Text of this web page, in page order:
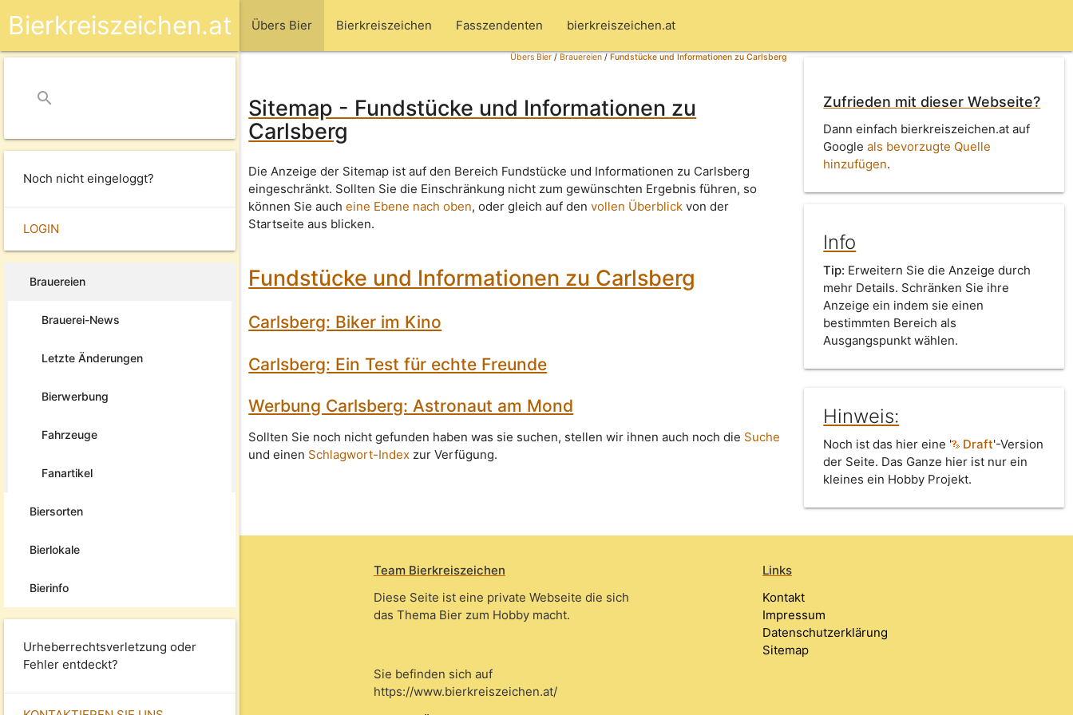
Übers Bier Bierkreiszeichen Fasszendenten bierkreiszeichen.at
Bierkreiszeichen.at
search
Noch nicht eingeloggt?
LOGIN
Brauereien
Brauerei-News
Letzte Änderungen
Bierwerbung
Fahrzeuge
Fanartikel
Biersorten
Bierlokale
Bierinfo
Urheberrechtsverletzung oder
Fehler entdeckt?
Übers Bier/Brauereien/Fundstücke und Informationen zu Carlsberg
Sitemap - Fundstücke und Informationen zu
Carlsberg
Die Anzeige der Sitemap ist auf den Bereich Fundstücke und Informationen zu Carlsberg
eingeschränkt. Sollten Sie die Einschränkung nicht zum gewünschten Ergebnis führen, so
können Sie aucheine Ebene nach oben, oder gleich auf denvollen Überblick von der
Startseite aus blicken.
Fundstücke und Informationen zu Carlsberg
Carlsberg: Biker im Kino
Carlsberg: Ein Test für echte Freunde
Werbung Carlsberg: Astronaut am Mond
Sollten Sie noch nicht gefunden haben was sie suchen, stellen wir ihnen auch noch die Suche
und einen Schlagwort-Index zur Verfügung.
Zufrieden mit dieser Webseite?
Dann einfach bierkreiszeichen.at auf
Googleals bevorzugte Quelle
hinzufügen.
Info
Tip: Erweitern Sie die Anzeige durch
mehr Details. Schränken Sie ihre
Anzeige ein indem sie einen
bestimmten Bereich als
Ausgangspunkt wählen.
Hinweis:
Noch ist das hier eine ' Draft'-Version
der Seite. Das Ganze hier ist nur ein
kleines ein Hobby Projekt.
Team Bierkreiszeichen
Diese Seite ist eine private Webseite die sich
das Thema Bier zum Hobby macht.
Sie befinden sich auf
https://www.bierkreiszeichen.at/
Links
Kontakt
Impressum
Datenschutzerklärung
Sitemap